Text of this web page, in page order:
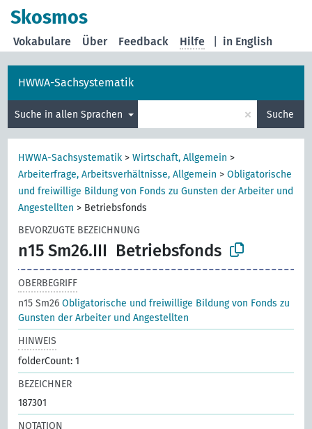
Skosmos
in English
Vokabulare Über Feedback Hilfe
HWWA-Sachsystematik
Suche in allen Sprachen × Suche
HWWA-Sachsystematik >Wirtschaft, Allgemein >
Arbeiterfrage, Arbeitsverhältnisse, Allgemein >Obligatorische
und freiwillige Bildung von Fonds zu Gunsten der Arbeiter und
Angestellten > Betriebsfonds
BEVORZUGTE BEZEICHNUNG
n15 Sm26.III Betriebsfonds
OBERBEGRIFF
n15 Sm26Obligatorische und freiwillige Bildung von Fonds zu
Gunsten der Arbeiter und Angestellten
HINWEIS
folderCount: 1
BEZEICHNER
187301
NOTATION